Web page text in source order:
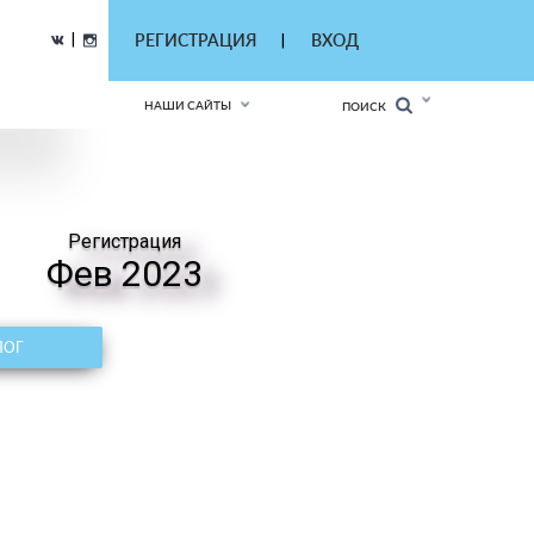
РЕГИСТРАЦИЯ ВХОД
НАШИ САЙТЫ ПОИСК
Регистрация
Фев 2023